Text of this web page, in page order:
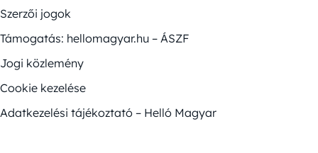
Szerzői jogok
Támogatás: hellomagyar.hu – ÁSZF
Jogi közlemény
Cookie kezelése
Adatkezelési tájékoztató – Helló Magyar